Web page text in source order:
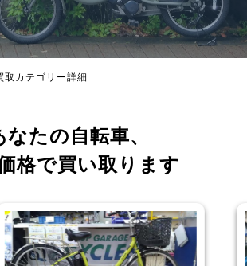
取カテゴリー詳細
なたの自転車、
格で買い取ります